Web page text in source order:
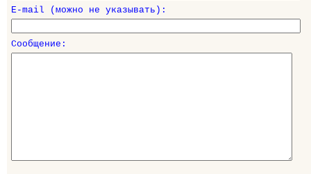
E-mail (можно не указывать):
Сообщение: